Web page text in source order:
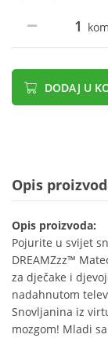
kom
DODAJ U
Opis
Opis proizvoda:
Pojurite u svijet
DREAMZzz™
za dječake i
nadahnutom
Snovljanina iz
mozgom! Mladi